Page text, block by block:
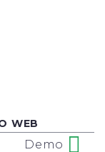
WEB
Demo